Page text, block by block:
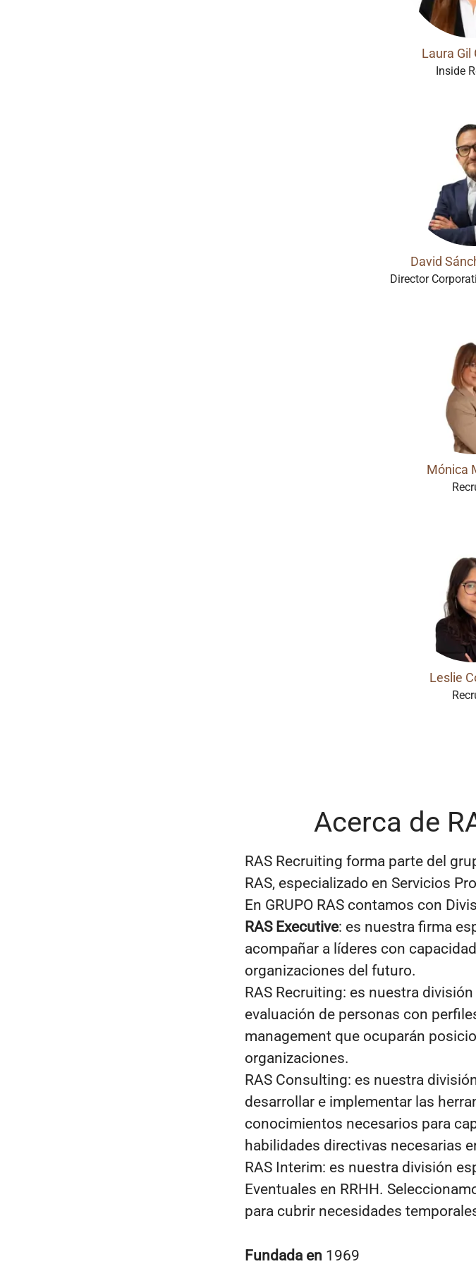
Laura Gil
Inside
David
Director
Mónica
Leslie
Acerca de
RAS Recruiting forma parte del
RAS, especializado en Servicios
En GRUPO RAS contamos con
RAS Executive: es nuestra firma
acompañar a líderes con
organizaciones del futuro.
RAS Recruiting: es nuestra
evaluación de personas con
management que ocuparán
organizaciones.
RAS Consulting: es nuestra
desarrollar e implementar las
conocimientos necesarios para
habilidades directivas necesarias
RAS Interim: es nuestra división
Eventuales en RRHH.
para cubrir necesidades
Fundada en 1969